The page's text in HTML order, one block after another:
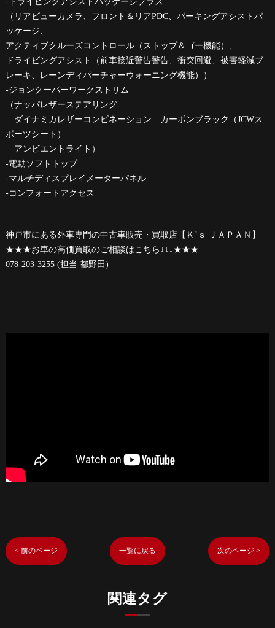
（リアビューカメラ、フロント＆リアPDC、パーキングアシストパ
ッケージ、
アクティブクルーズコントロール（ストップ＆ゴー機能）、
ドライビングアシスト（前車接近警告警告、衝突回避、被害軽減ブ
レーキ、レーンディパーチャーウォーニング機能））
-ジョンクーパーワークストリム
（ナッパレザーステアリング
ダイナミカレザーコンビネーション カーボンブラック（JCWス
ポーツシート）
アンビエントライト）
-電動ソフトトップ
-マルチディスプレイメーターパネル
-コンフォートアクセス
神戸市にある外車専門の中古車販売・買取店【Ｋ’ｓ ＪＡＰＡＮ】
★★★お車の高価買取のご相談はこちら↓↓↓★★★
078-203-3255 (担当 都野田)
< 前のページ 一覧に戻る 次のページ >
関連タグ